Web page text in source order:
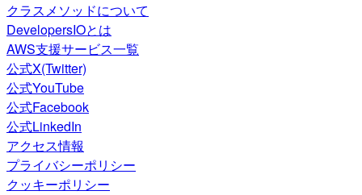
クラスメソッドについて
DevelopersIOとは
AWS支援サービス一覧
公式X(Twitter)
公式YouTube
公式Facebook
公式LinkedIn
アクセス情報
プライバシーポリシー
クッキーポリシー